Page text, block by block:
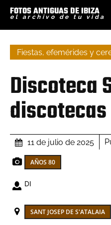
FOTOS ANTIGUAS DE IBIZA
el archivo de tu vida
Fiestas, efemérides y
Discoteca
discotecas
11 de julio de 2025
AÑOS 80
DI
SANT JOSEP DE S'ATALAIA